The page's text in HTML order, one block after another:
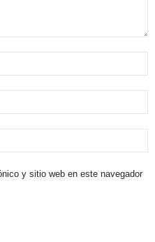
y sitio web en este navegador